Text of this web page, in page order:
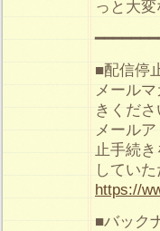
っと大
■配信停
メール
きくださ
メール
止手続き
してい
https://
■バック